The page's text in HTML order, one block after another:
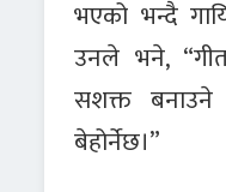
भएको भन्दै
उनले भने,
सशक्त
बेहोर्नेछ।”